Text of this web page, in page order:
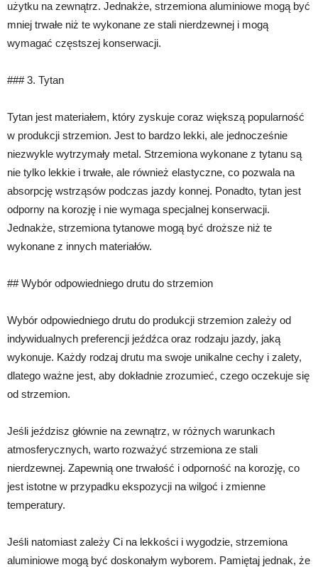
użytku na zewnątrz. Jednakże, strzemiona aluminiowe mogą być
mniej trwałe niż te wykonane ze stali nierdzewnej i mogą
wymagać częstszej konserwacji.
### 3. Tytan
Tytan jest materiałem, który zyskuje coraz większą popularność
w produkcji strzemion. Jest to bardzo lekki, ale jednocześnie
niezwykle wytrzymały metal. Strzemiona wykonane z tytanu są
nie tylko lekkie i trwałe, ale również elastyczne, co pozwala na
absorpcję wstrząsów podczas jazdy konnej. Ponadto, tytan jest
odporny na korozję i nie wymaga specjalnej konserwacji.
Jednakże, strzemiona tytanowe mogą być droższe niż te
wykonane z innych materiałów.
## Wybór odpowiedniego drutu do strzemion
Wybór odpowiedniego drutu do produkcji strzemion zależy od
indywidualnych preferencji jeźdźca oraz rodzaju jazdy, jaką
wykonuje. Każdy rodzaj drutu ma swoje unikalne cechy i zalety,
dlatego ważne jest, aby dokładnie zrozumieć, czego oczekuje się
od strzemion.
Jeśli jeździsz głównie na zewnątrz, w różnych warunkach
atmosferycznych, warto rozważyć strzemiona ze stali
nierdzewnej. Zapewnią one trwałość i odporność na korozję, co
jest istotne w przypadku ekspozycji na wilgoć i zmienne
temperatury.
Jeśli natomiast zależy Ci na lekkości i wygodzie, strzemiona
aluminiowe mogą być doskonałym wyborem. Pamiętaj jednak, że